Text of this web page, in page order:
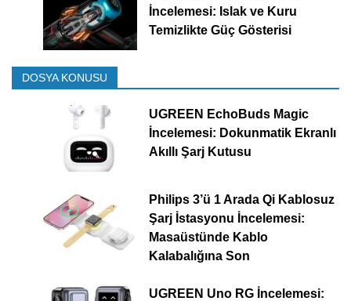
İncelemesi: Islak ve Kuru
Temizlikte Güç Gösterisi
DOSYA KONUSU
UGREEN EchoBuds Magic
İncelemesi: Dokunmatik Ekranlı
Akıllı Şarj Kutusu
Philips 3’ü 1 Arada Qi Kablosuz
Şarj İstasyonu İncelemesi:
Masaüstünde Kablo
Kalabalığına Son
UGREEN Uno RG İncelemesi: